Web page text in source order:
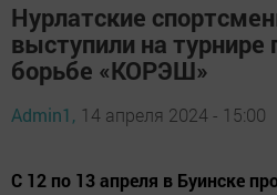
Нурлатские
выступили на турнире
борьбе «КОРЭШ»
Admin1, 14 апреля 2024 - 15:00
С 12 по 13 апреля в Буинске